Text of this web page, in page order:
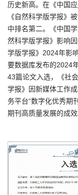
历史新高。在《中国
《自然科学版学报》
中排名第二。《中国
然科学版学报》影响
学版学报》2024年影
要数据库发布的2024
43篇论文入选，《社
学报》因新媒体工作
务平台“数字化优秀期
期刊高质量发展的成效